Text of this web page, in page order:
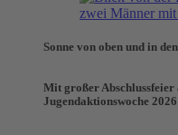
Sonne von oben und in
Mit großer Abschlussfeier
Jugendaktionswoche